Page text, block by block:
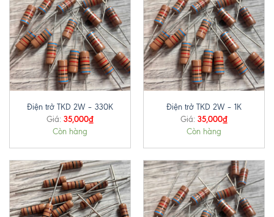
Điện trở TKD 2W – 330K
Giá: 35,000₫
Còn hàng
Điện trở TKD 2W – 1K
Giá: 35,000₫
Còn hàng